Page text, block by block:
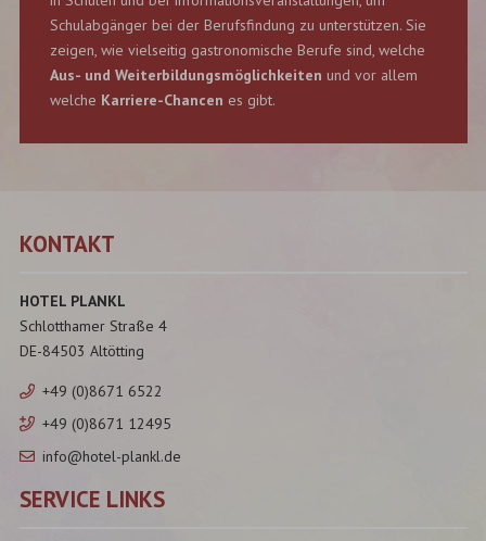
Schulabgänger bei der Berufsfindung zu unterstützen. Sie
zeigen, wie vielseitig gastronomische Berufe sind, welche
Aus- und Weiterbildungsmöglichkeiten und vor allem
welche Karriere-Chancen es gibt.
KONTAKT
HOTEL PLANKL
Schlotthamer Straße 4
DE-84503 Altötting
+49 (0)8671 6522
+49 (0)8671 12495
info@hotel-plankl.de
SERVICE LINKS